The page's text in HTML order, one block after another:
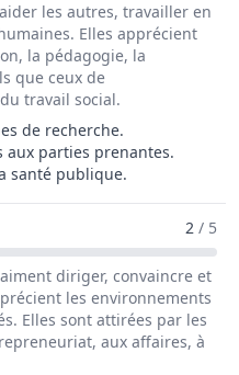
les autres, travailler en
Elles apprécient
la pédagogie, la
que ceux de
travail social.
de recherche.
aux parties prenantes.
santé publique.
De Biostatisticien
2 / 5
diriger, convaincre et
les environnements
Elles sont attirées par les
aux affaires, à